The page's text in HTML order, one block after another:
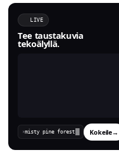
LIVE
Tee taustakuvia
tekoälyllä.
› Kokeile→